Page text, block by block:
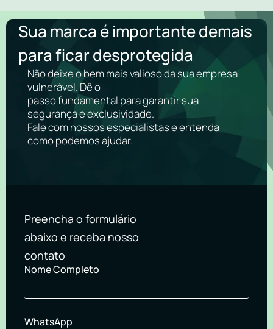
Sua marca é importante demais
para ficar desprotegida
Não deixe o bem mais valioso da sua empresa
vulnerável. Dê o
passo fundamental para garantir sua
segurança e exclusividade.
Fale com nossos especialistas e entenda
como podemos ajudar.
Preencha o formulário
abaixo e receba nosso
contato
Nome Completo
WhatsApp